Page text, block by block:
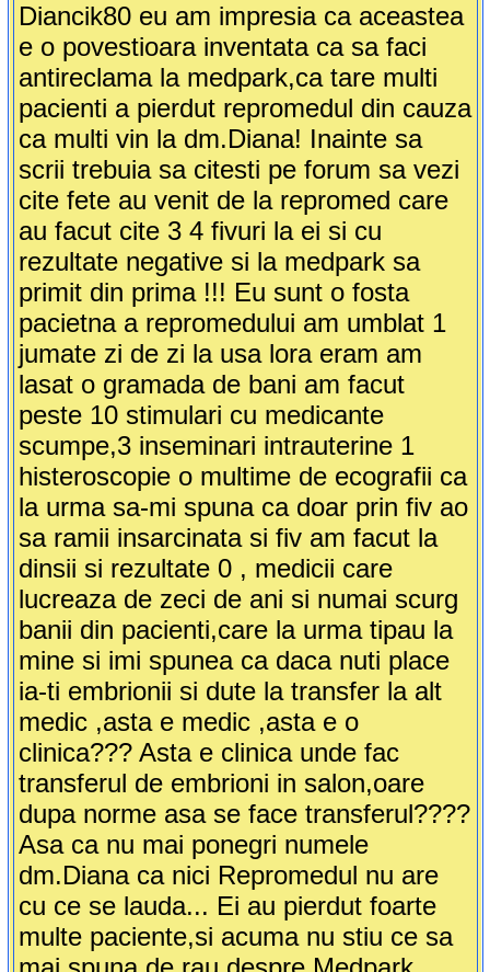
Diancik80 eu am impresia ca aceastea
e o povestioara inventata ca sa faci
antireclama la medpark,ca tare multi
pacienti a pierdut repromedul din cauza
ca multi vin la dm.Diana! Inainte sa
scrii trebuia sa citesti pe forum sa vezi
cite fete au venit de la repromed care
au facut cite 3 4 fivuri la ei si cu
rezultate negative si la medpark sa
primit din prima !!! Eu sunt o fosta
pacietna a repromedului am umblat 1
jumate zi de zi la usa lora eram am
lasat o gramada de bani am facut
peste 10 stimulari cu medicante
scumpe,3 inseminari intrauterine 1
histeroscopie o multime de ecografii ca
la urma sa-mi spuna ca doar prin fiv ao
sa ramii insarcinata si fiv am facut la
dinsii si rezultate 0 , medicii care
lucreaza de zeci de ani si numai scurg
banii din pacienti,care la urma tipau la
mine si imi spunea ca daca nuti place
ia-ti embrionii si dute la transfer la alt
medic ,asta e medic ,asta e o
clinica??? Asta e clinica unde fac
transferul de embrioni in salon,oare
dupa norme asa se face transferul????
Asa ca nu mai ponegri numele
dm.Diana ca nici Repromedul nu are
cu ce se lauda... Ei au pierdut foarte
multe paciente,si acuma nu stiu ce sa